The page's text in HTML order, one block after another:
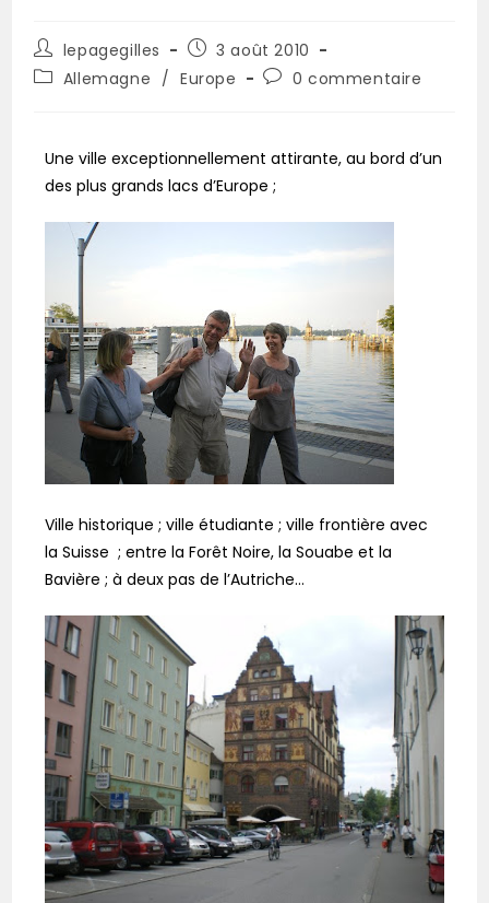
lepagegilles
3 août 2010
Allemagne / Europe 0 commentaire
Une ville exceptionnellement attirante, au bord d’un
des plus grands lacs d’Europe ;
Ville historique ; ville étudiante ; ville frontière avec
la Suisse ; entre la Forêt Noire, la Souabe et la
Bavière ; à deux pas de l’Autriche…